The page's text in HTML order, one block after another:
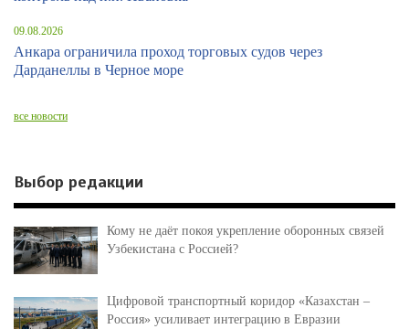
09.08.2026
Анкара ограничила проход торговых судов через
Дарданеллы в Черное море
все новости
Выбор редакции
Кому не даёт покоя укрепление оборонных связей
Узбекистана с Россией?
Цифровой транспортный коридор «Казахстан –
Россия» усиливает интеграцию в Евразии